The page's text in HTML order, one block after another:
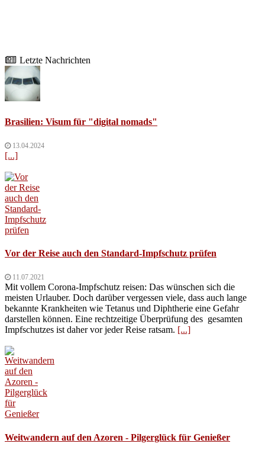
Letzte Nachrichten
Brasilien: Visum für "digital nomads"
13.04.2024
[...]
Vor der Reise auch den Standard-Impfschutz prüfen
11.07.2021
Mit vollem Corona-Impfschutz reisen: Das wünschen sich die
meisten Urlauber. Doch darüber vergessen viele, dass auch lange
bekannte Krankheiten wie Tetanus und Diphtherie eine Gefahr
darstellen können. Eine rechtzeitige Überprüfung des gesamten
Impfschutzes ist daher vor jeder Reise ratsam. [...]
Weitwandern auf den Azoren - Pilgerglück für Genießer